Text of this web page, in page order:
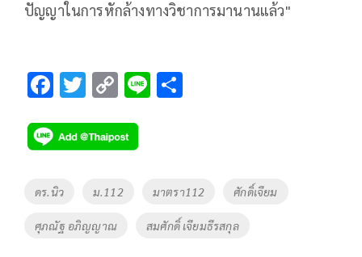
ปัญญาในการหักล้างทางวิชาการมานานแล้ว"
F
e
b
o
o
k
T
tt
er
C
p
y
Li
Li
Tags
ดร.นิว ม.112 มาตรา112 ศักดิ์เจียม
ศุภณัฐ อภิญญาณ สมศักดิ์ เจียมธีรสกุล